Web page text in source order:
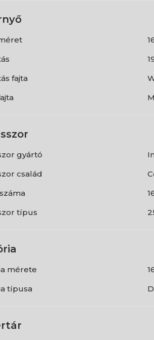
fajta
gyártó
család
típus
mérete
típusa